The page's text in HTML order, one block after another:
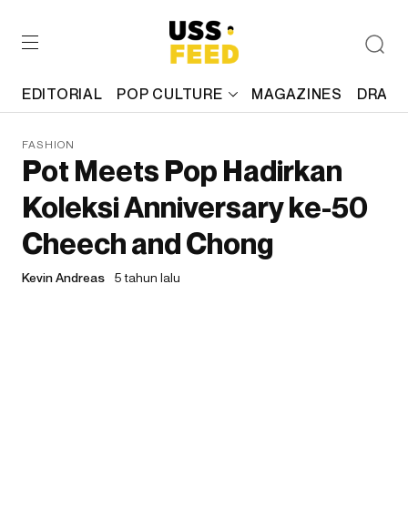
EDITORIAL POP CULTURE MAGAZINES
FASHION
Pot Meets Pop Hadirkan
Koleksi Anniversary ke-50
Cheech and Chong
Kevin Andreas 5 tahun lalu